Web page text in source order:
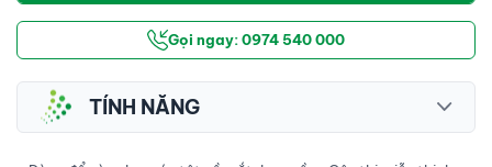
Gọi ngay: 0974 540 000
TÍNH NĂNG